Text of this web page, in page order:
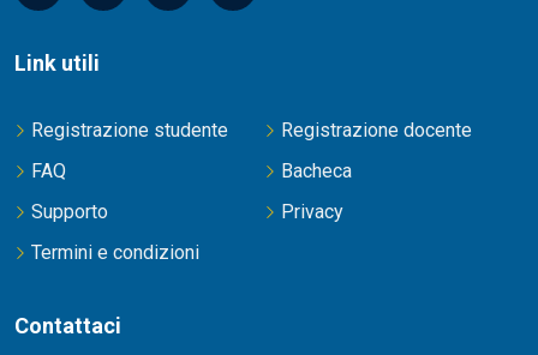
Link utili
Registrazione studente
Registrazione docente
FAQ
Bacheca
Supporto
Privacy
Termini e condizioni
Contattaci